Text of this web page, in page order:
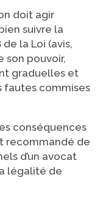
doit agir
suivre la
la Loi (avis,
son pouvoir,
graduelles et
fautes commises
conséquences
recommandé de
d’un avocat
légalité de